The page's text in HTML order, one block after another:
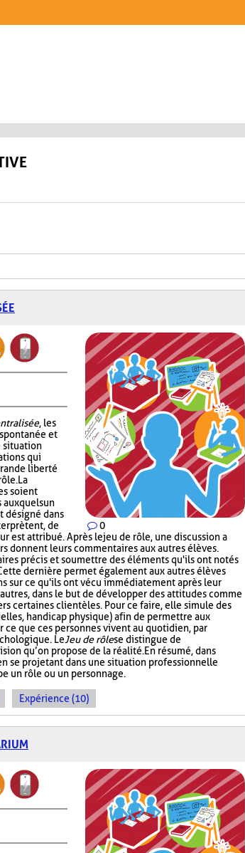
0
, les
et
situation
qui
liberté
La
soient
un
désigné dans
de
est attribué. Après le jeu de rôle, une discussion a
donnent leurs commentaires aux autres élèves.
précis et soumettre des éléments qu'ils ont notés
dernière permet également aux autres élèves
sur ce qu'ils ont vécu immédiatement après leur
dans le but de développer des attitudes comme
certaines clientèles. Pour ce faire, elle simule des
handicap physique) afin de permettre aux
que ces personnes vivent au quotidien, par
LeJeu de rôlese distingue de
qu’on propose de la réalité. En résumé, dans
se projetant dans une situation professionnelle
un rôle ou un personnage.
Expérience (10)